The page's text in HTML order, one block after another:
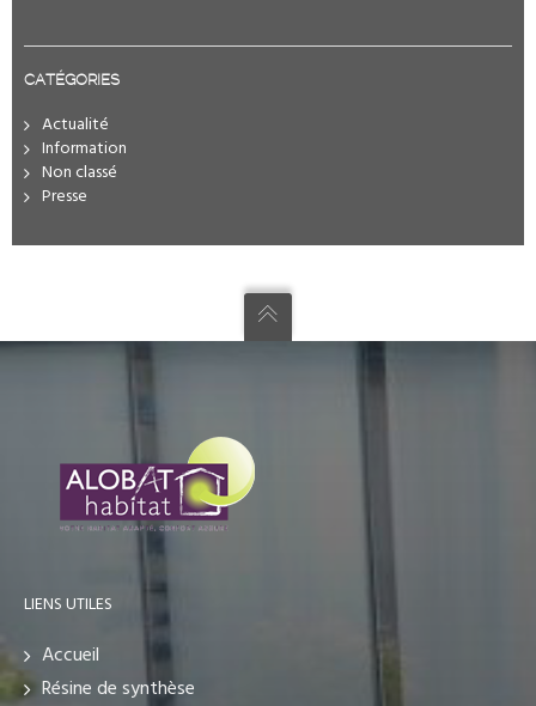
CATÉGORIES
Actualité
Information
Non classé
Presse
LIENS UTILES
Accueil
Résine de synthèse